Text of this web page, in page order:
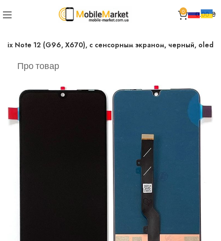
0 0.00₴
Note 12 (G96, X670), с сенсорным экраном, черный, oled
Про товар